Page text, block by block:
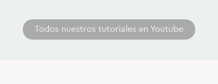
Todos nuestros tutoriales en Youtube